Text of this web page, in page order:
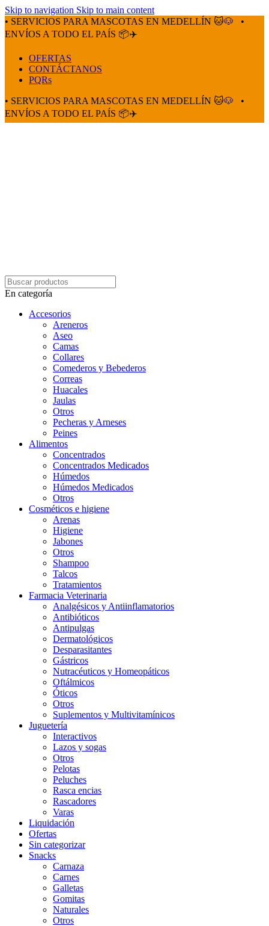
Skip to navigation Skip to main content
• SERVICIOS PARA MASCOTAS EN MEDELLÍN 🐱🐶
•
ENVÍOS A TODO EL PAÍS 📦✈️
OFERTAS
CONTÁCTANOS
PQRs
• SERVICIOS PARA MASCOTAS EN MEDELLÍN 🐱🐶
•
ENVÍOS A TODO EL PAÍS 📦✈️
En categoría
Accesorios
Areneros
Aseo
Camas
Collares
Comederos y Bebederos
Correas
Huacales
Jaulas
Otros
Pecheras y Arneses
Peines
Alimentos
Concentrados
Concentrados Medicados
Húmedos
Húmedos Medicados
Otros
Cosméticos e higiene
Arenas
Higiene
Jabones
Otros
Shampoo
Talcos
Tratamientos
Farmacia Veterinaria
Analgésicos y Antiinflamatorios
Antibióticos
Antipulgas
Dermatológicos
Desparasitantes
Gástricos
Nutracéuticos y Homeopáticos
Oftálmicos
Óticos
Otros
Suplementos y Multivitamínicos
Juguetería
Interactivos
Lazos y sogas
Otros
Pelotas
Peluches
Rasca encias
Rascadores
Varas
Liquidación
Ofertas
Sin categorizar
Snacks
Carnaza
Carnes
Galletas
Gomitas
Naturales
Otros